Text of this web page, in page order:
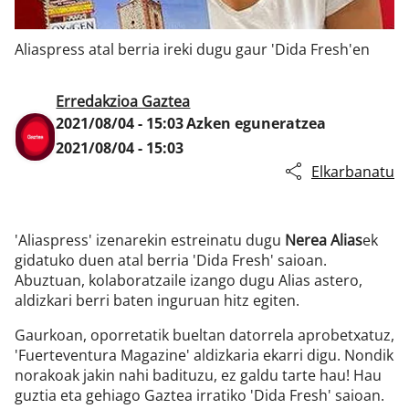
Aliaspress atal berria ireki dugu gaur 'Dida Fresh'en
Erredakzioa Gaztea
2021/08/04 - 15:03Azken eguneratzea
2021/08/04 - 15:03
Elkarbanatu
'Aliaspress' izenarekin estreinatu dugu Nerea Aliasek
gidatuko duen atal berria 'Dida Fresh' saioan.
Abuztuan, kolaboratzaile izango dugu Alias astero,
aldizkari berri baten inguruan hitz egiten.
Gaurkoan, oporretatik bueltan datorrela aprobetxatuz,
'Fuerteventura Magazine' aldizkaria ekarri digu. Nondik
norakoak jakin nahi badituzu, ez galdu tarte hau! Hau
guztia eta gehiago Gaztea irratiko 'Dida Fresh' saioan.